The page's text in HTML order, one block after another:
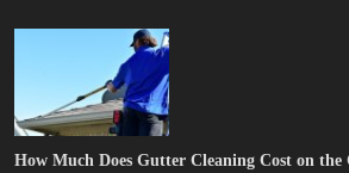
How Much Does Gutter Cleaning Cost on the